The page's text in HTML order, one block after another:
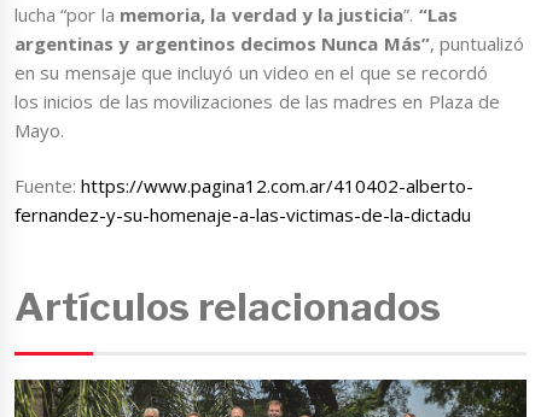
lucha “por la memoria, la verdad y la justicia”. “Las
argentinas y argentinos decimos Nunca Más”, puntualizó
en su mensaje que incluyó un video en el que se recordó
los inicios de las movilizaciones de las madres en Plaza de
Mayo.
Fuente:https://www.pagina12.com.ar/410402-alberto-
fernandez-y-su-homenaje-a-las-victimas-de-la-dictadu
Artículos relacionados